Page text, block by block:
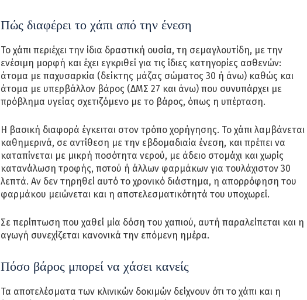
Πώς διαφέρει το χάπι από την ένεση
Το χάπι περιέχει την ίδια δραστική ουσία, τη σεμαγλουτίδη, με την
ενέσιμη μορφή και έχει εγκριθεί για τις ίδιες κατηγορίες ασθενών:
άτομα με παχυσαρκία (δείκτης μάζας σώματος 30 ή άνω) καθώς και
άτομα με υπερβάλλον βάρος (ΔΜΣ 27 και άνω) που συνυπάρχει με
πρόβλημα υγείας σχετιζόμενο με το βάρος, όπως η υπέρταση.
Η βασική διαφορά έγκειται στον τρόπο χορήγησης. Το χάπι λαμβάνεται
καθημερινά, σε αντίθεση με την εβδομαδιαία ένεση, και πρέπει να
καταπίνεται με μικρή ποσότητα νερού, με άδειο στομάχι και χωρίς
κατανάλωση τροφής, ποτού ή άλλων φαρμάκων για τουλάχιστον 30
λεπτά. Αν δεν τηρηθεί αυτό το χρονικό διάστημα, η απορρόφηση του
φαρμάκου μειώνεται και η αποτελεσματικότητά του υποχωρεί.
Σε περίπτωση που χαθεί μία δόση του χαπιού, αυτή παραλείπεται και η
αγωγή συνεχίζεται κανονικά την επόμενη ημέρα.
Πόσο βάρος μπορεί να χάσει κανείς
Τα αποτελέσματα των κλινικών δοκιμών δείχνουν ότι το χάπι και η